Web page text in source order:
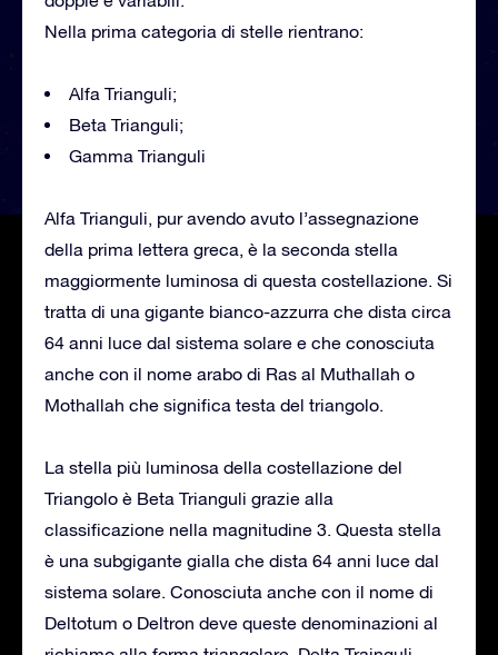
Nella prima categoria di stelle rientrano:
Alfa Trianguli;
Beta Trianguli;
Gamma Trianguli
Alfa Trianguli, pur avendo avuto l’assegnazione
della prima lettera greca, è la seconda stella
maggiormente luminosa di questa costellazione. Si
tratta di una gigante bianco-azzurra che dista circa
64 anni luce dal sistema solare e che conosciuta
anche con il nome arabo di Ras al Muthallah o
Mothallah che significa testa del triangolo.
La stella più luminosa della costellazione del
Triangolo è Beta Trianguli grazie alla
classificazione nella magnitudine 3. Questa stella
è una subgigante gialla che dista 64 anni luce dal
sistema solare. Conosciuta anche con il nome di
Deltotum o Deltron deve queste denominazioni al